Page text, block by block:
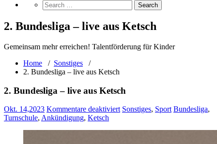
2. Bundesliga – live aus Ketsch
Gemeinsam mehr erreichen! Talentförderung für Kinder
Home / Sonstiges /
2. Bundesliga – live aus Ketsch
2. Bundesliga – live aus Ketsch
Okt. 14,2023 Kommentare deaktiviertfür
Sonstiges, Sport Bundesliga,
Turnschule, Ankündigung, Ketsch